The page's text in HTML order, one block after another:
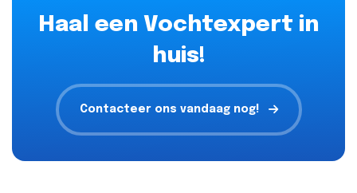
Haal een Vochtexpert in
huis!
Contacteer ons vandaag nog!